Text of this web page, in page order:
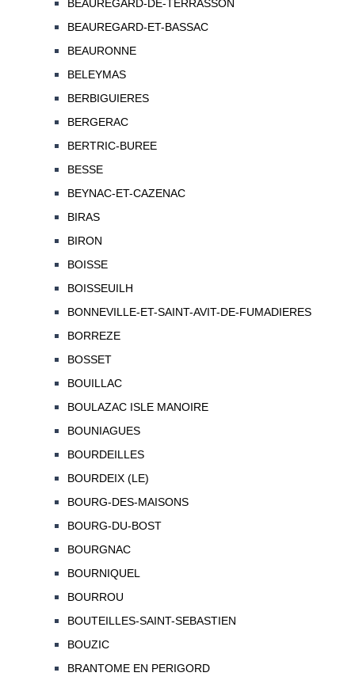
BEAUREGARD-DE-TERRASSON
BEAUREGARD-ET-BASSAC
BEAURONNE
BELEYMAS
BERBIGUIERES
BERGERAC
BERTRIC-BUREE
BESSE
BEYNAC-ET-CAZENAC
BIRAS
BIRON
BOISSE
BOISSEUILH
BONNEVILLE-ET-SAINT-AVIT-DE-FUMADIERES
BORREZE
BOSSET
BOUILLAC
BOULAZAC ISLE MANOIRE
BOUNIAGUES
BOURDEILLES
BOURDEIX (LE)
BOURG-DES-MAISONS
BOURG-DU-BOST
BOURGNAC
BOURNIQUEL
BOURROU
BOUTEILLES-SAINT-SEBASTIEN
BOUZIC
BRANTOME EN PERIGORD